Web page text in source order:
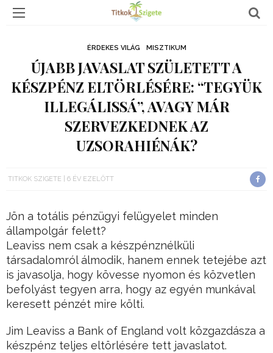
ÉRDEKES VILÁG MISZTIKUM
ÚJABB JAVASLAT SZÜLETETT A
KÉSZPÉNZ ELTÖRLÉSÉRE: “TEGYÜK
ILLEGÁLISSÁ”, AVAGY MÁR
SZERVEZKEDNEK AZ
UZSORAHIÉNÁK?
TITKOK SZIGETE 6 ÉV EZELŐTT
Jön a totális pénzügyi felügyelet minden
állampolgár felett?
Leaviss nem csak a készpénznélküli
társadalomról álmodik, hanem ennek tetejébe azt
is javasolja, hogy kövesse nyomon és közvetlen
befolyást tegyen arra, hogy az egyén munkával
keresett pénzét mire költi.
Jim Leaviss a Bank of England volt közgazdásza a
készpénz teljes eltörlésére tett javaslatot.